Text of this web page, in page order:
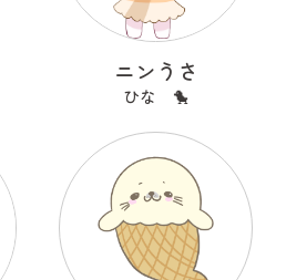
ニンうさ
ひな 🐤